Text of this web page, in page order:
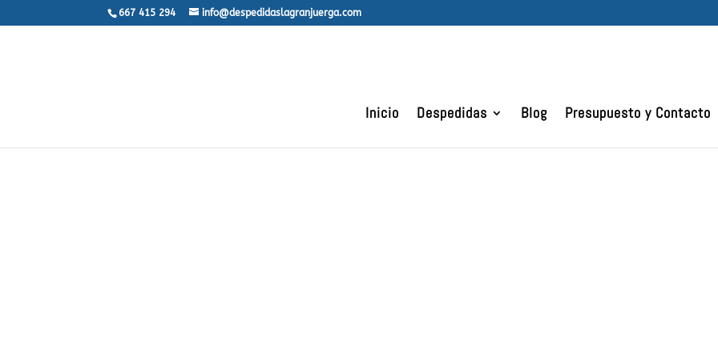
667 415 294 info@despedidaslagranjuerga.com
Inicio Despedidas Blog Presupuesto y Contacto